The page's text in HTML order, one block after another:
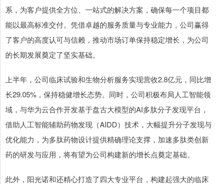
系，为客户提供全方位、一站式的解决方案，确保每一个项目都
能以最高标准交付。凭借卓越的服务质量与专业能力，公司赢得
了客户的高度认可与信赖，推动市场订单保持稳定增长，为公司
的长期发展奠定了坚实基础。
上半年，公司临床试验和生物分析服务实现营收2.8亿元，同比增
长29.05%，保持稳健增长态势。同时，公司积极布局人工智能领
域，与华为云合作开发基于盘古大模型的AI多肽分子发现平台，
借助人工智能辅助药物发现（AIDD）技术，大幅提升分子发现与
优化能力，为多肽药物设计提供精确理论支撑，加速多肽类创新
药的研发与应用，将有望为公司构建新的增长点奠定基础。
此外，阳光诺和还精心打造了四大专业平台，构建起强大的临床